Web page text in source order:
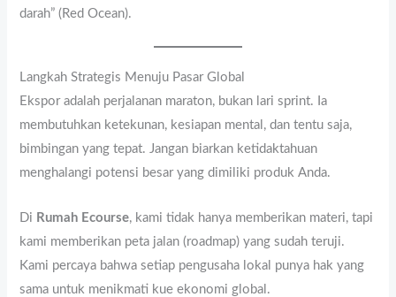
darah” (Red Ocean).
Langkah Strategis Menuju Pasar Global
Ekspor adalah perjalanan maraton, bukan lari sprint. Ia
membutuhkan ketekunan, kesiapan mental, dan tentu saja,
bimbingan yang tepat. Jangan biarkan ketidaktahuan
menghalangi potensi besar yang dimiliki produk Anda.
Di Rumah Ecourse, kami tidak hanya memberikan materi, tapi
kami memberikan peta jalan (roadmap) yang sudah teruji.
Kami percaya bahwa setiap pengusaha lokal punya hak yang
sama untuk menikmati kue ekonomi global.